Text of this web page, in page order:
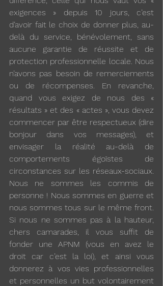
exigences » depuis 10 jours, c’est
d’avoir fait le choix de donner plus, au-
delà du service, bénévolement, sans
aucune garantie de réussite et de
protection professionnelle locale. Nous
n’avons pas besoin de remerciements
ou de récompenses. En revanche,
quand vous exigez de nous des «
résultats » et des « actes », vous devez
commencer par être respectueux (dire
bonjour dans vos messages), et
envisager la réalité au-delà de
comportements égoïstes de
circonstances sur les réseaux-sociaux.
Nous ne sommes les commis de
personne ! Nous sommes en guerre et
nous sommes tous sur le même front.
Si nous ne sommes pas à la hauteur,
chers camarades, il vous suffit de
fonder une APNM (vous en avez le
droit car c’est la loi), et ainsi vous
donnerez à vos vies professionnelles
et personnelles un but volontairement